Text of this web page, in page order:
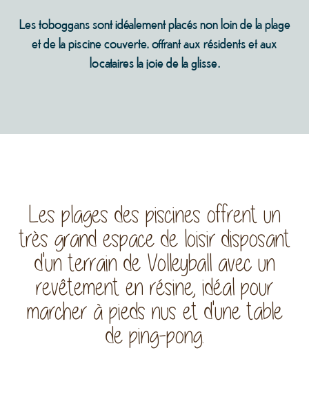
Les toboggans sont idéalement placés non loin de la plage
et de la piscine couverte, offrant aux résidents et aux
locataires la joie de la glisse.
Les plages des piscines offrent un
très grand espace de loisir disposant
d'un terrain de Volleyball avec un
revêtement en résine, idéal pour
marcher à pieds nus et d'une table
de ping-pong.